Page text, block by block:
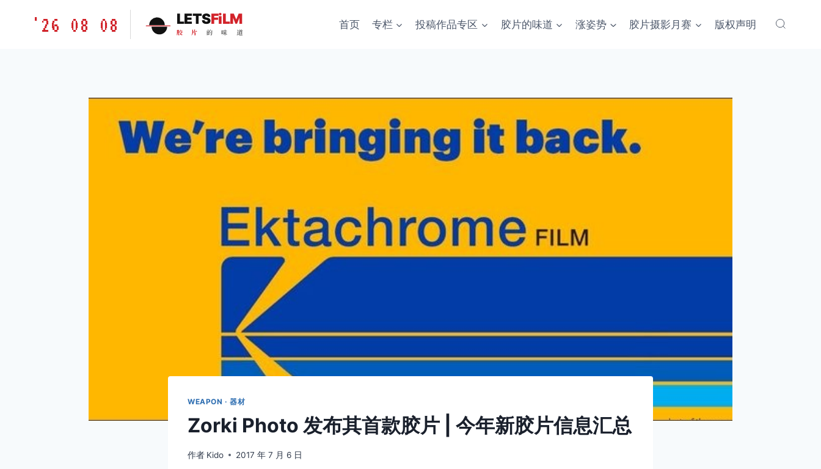
胶'26 08 08 LETSFiLM
胶 片 的 味 道
首页 专栏 投稿作品专区 胶片的味道 涨姿势 胶片摄影月赛 版权声明
WEAPON · 器材
Zorki Photo 发布其首款胶片 | 今年新胶片信息汇总
作者 Kido 2017 年 7 月 6 日